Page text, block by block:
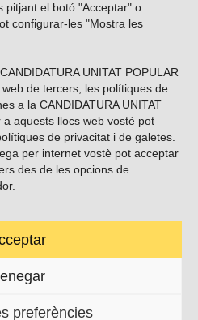
pitjant el botó "Acceptar" o
configurar-les "Mostra les
UNITAT POPULAR
de tercers, les polítiques de
a la CANDIDATURA UNITAT
a aquests llocs web vostè pot
de privacitat i de galetes.
per internet vostè pot acceptar
des de les opcions de
preferències
al nostre butlletí?
xarxes socials
(baixos), Barcelona.